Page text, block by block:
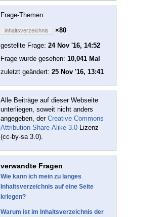
Frage-Themen:
inhaltsverzeichnis
×80
gestellte Frage: 24 Nov '16, 14:52
Frage wurde gesehen: 10,041 Mal
zuletzt geändert: 25 Nov '16, 13:41
Alle Beiträge auf dieser Webseite
unterliegen, soweit nicht anders
angegeben, der Creative Commons
Attribution Share-Alike 3.0 Lizenz
(cc-by-sa 3.0).
verwandte Fragen
Wie kann ich mein zu langes
Inhaltsverzeichnis auf eine Seite
kriegen?
Warum ist im Inhaltsverzeichnis der